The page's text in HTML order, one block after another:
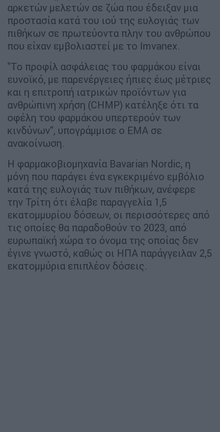
αρκετών μελετών σε ζώα που έδειξαν μια
προστασία κατά του ιού της ευλογιάς των
πιθήκων σε πρωτεύοντα πλην του ανθρώπου
που είχαν εμβολιαστεί με το Imvanex.
"Το προφίλ ασφάλειας του φαρμάκου είναι
ευνοϊκό, με παρενέργειες ήπιες έως μέτριες
και η επιτροπή ιατρικών προϊόντων για
ανθρώπινη χρήση (CHMP) κατέληξε ότι τα
οφέλη του φαρμάκου υπερτερούν των
κινδύνων", υπογράμμισε ο ΕΜΑ σε
ανακοίνωση.
Η φαρμακοβιομηχανία Bavarian Nordic, η
μόνη που παράγει ένα εγκεκριμένο εμβόλιο
κατά της ευλογιάς των πιθήκων, ανέφερε
την Τρίτη ότι έλαβε παραγγελία 1,5
εκατομμυρίου δόσεων, οι περισσότερες από
τις οποίες θα παραδοθούν το 2023, από
ευρωπαϊκή χώρα το όνομα της οποίας δεν
έγινε γνωστό, καθώς οι ΗΠΑ παράγγειλαν 2,5
εκατομμύρια επιπλέον δόσεις.